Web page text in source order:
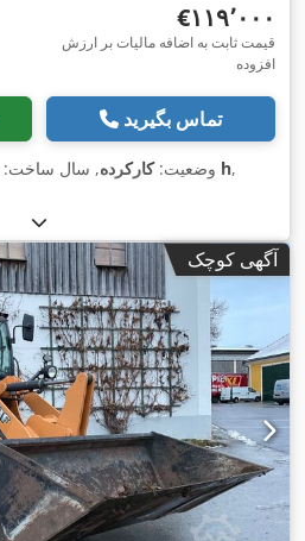
‎€۱۱۹٬۰۰۰
قیمت ثابت به اضافه مالیات بر ارزش
افزوده
تماس بگیرید
وضعیت:کارکرده, سال ساخت: ۵٬۳۹۶ h,
آگهی کوچک